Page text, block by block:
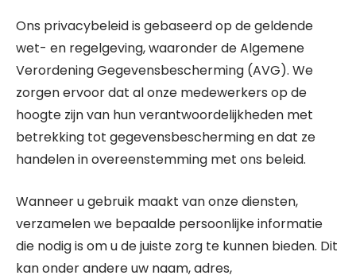
Ons privacybeleid is gebaseerd op de geldende
wet- en regelgeving, waaronder de Algemene
Verordening Gegevensbescherming (AVG). We
zorgen ervoor dat al onze medewerkers op de
hoogte zijn van hun verantwoordelijkheden met
betrekking tot gegevensbescherming en dat ze
handelen in overeenstemming met ons beleid.
Wanneer u gebruik maakt van onze diensten,
verzamelen we bepaalde persoonlijke informatie
die nodig is om u de juiste zorg te kunnen bieden. Dit
kan onder andere uw naam, adres,